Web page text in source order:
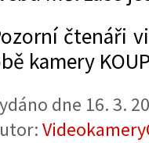
čtenáři
kamery
dne 16. 3.